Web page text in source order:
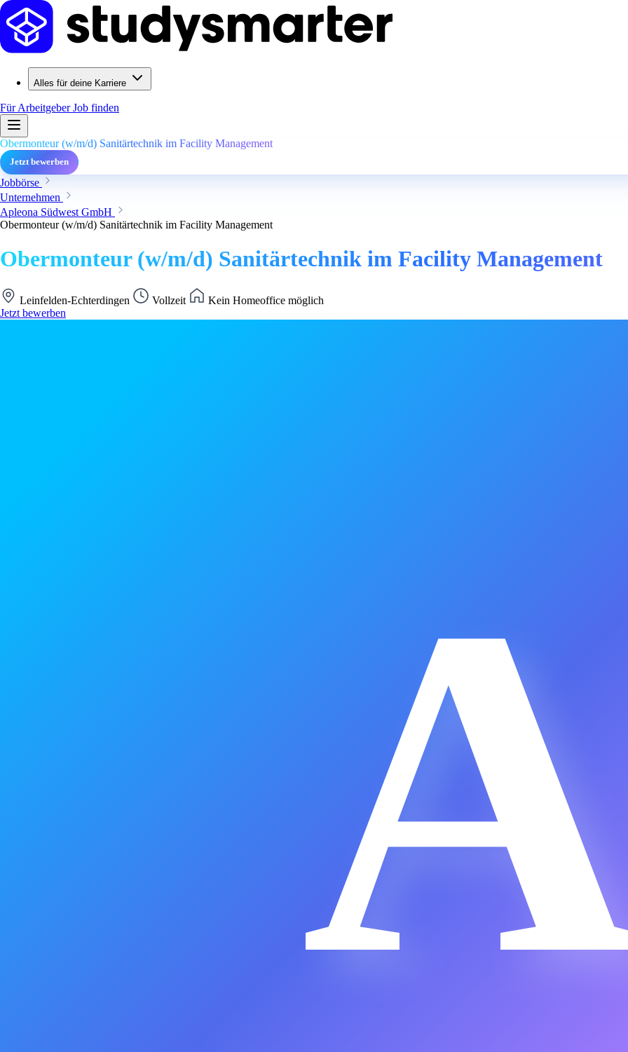
Alles für deine Karriere
Für ArbeitgeberJob finden
Obermonteur (w/m/d) Sanitärtechnik im Facility Management
Jetzt bewerben
Jobbörse
Unternehmen
Apleona Südwest GmbH
Obermonteur (w/m/d) Sanitärtechnik im Facility Management
Obermonteur (w/m/d) Sanitärtechnik im Facility Management
Leinfelden-Echterdingen Vollzeit
Kein Homeoffice möglich
Jetzt bewerben